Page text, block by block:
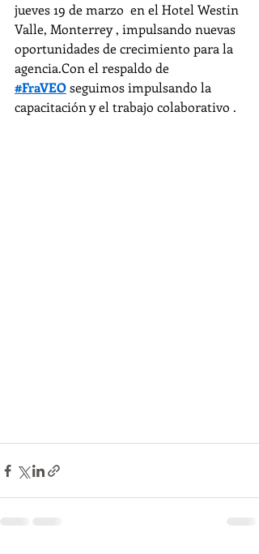
jueves 19 de marzo  en el Hotel Westin
Valle, Monterrey , impulsando nuevas
oportunidades de crecimiento para la
agencia.Con el respaldo de
#FraVEO seguimos impulsando la
capacitación y el trabajo colaborativo .